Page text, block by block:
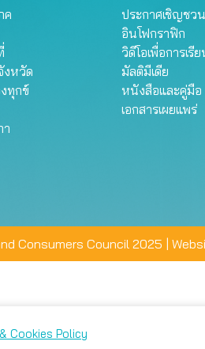
ค
งหวัด
ทุกข์
ประกาศเชิญชวน
อินโฟกราฟิก
วิดีโอเพื่อการเรี
มัลติมีเดีย
หนังสือและคู่มือ
เอกสารเผยแพร่
Consumers Council 2025 |
Cookies Policy
ตั้งค่าความเป็นส่วนตัวได้